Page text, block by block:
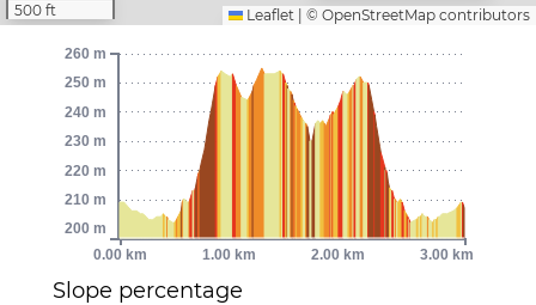
500 ft
Leaflet © OpenStreetMap contributors
Slope percentage
0.00 km 1.00 km 2.00 km 3.00 km
200 m
210 m
220 m
230 m
240 m
250 m
260 m